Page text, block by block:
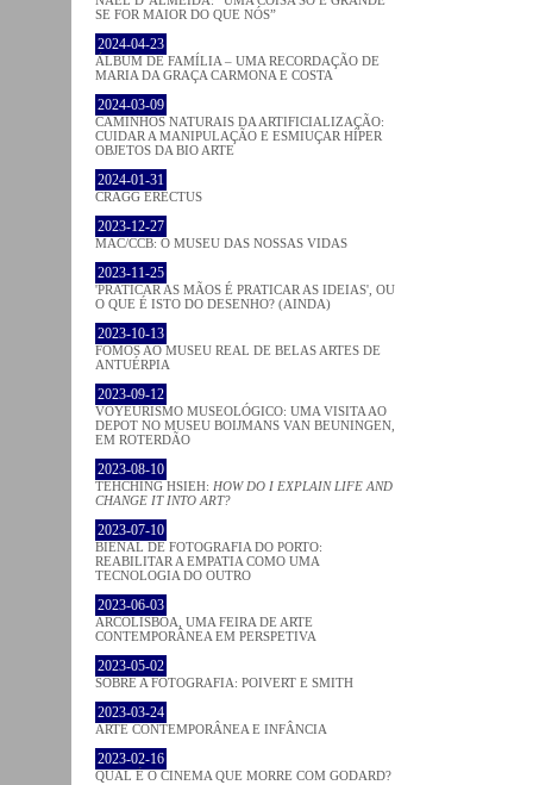
SE FOR MAIOR DO QUE NÓS”
2024-04-23
ÁLBUM DE FAMÍLIA – UMA RECORDAÇÃO DE
MARIA DA GRAÇA CARMONA E COSTA
2024-03-09
CAMINHOS NATURAIS DA ARTIFICIALIZAÇÃO:
CUIDAR A MANIPULAÇÃO E ESMIUÇAR HÍPER
OBJETOS DA BIO ARTE
2024-01-31
CRAGG ERECTUS
2023-12-27
MAC/CCB: O MUSEU DAS NOSSAS VIDAS
2023-11-25
'PRATICAR AS MÃOS É PRATICAR AS IDEIAS', OU
O QUE É ISTO DO DESENHO? (AINDA)
2023-10-13
FOMOS AO MUSEU REAL DE BELAS ARTES DE
ANTUÉRPIA
2023-09-12
VOYEURISMO MUSEOLÓGICO: UMA VISITA AO
DEPOT NO MUSEU BOIJMANS VAN BEUNINGEN,
EM ROTERDÃO
2023-08-10
TEHCHING HSIEH: HOW DO I EXPLAIN LIFE AND
CHANGE IT INTO ART?
2023-07-10
BIENAL DE FOTOGRAFIA DO PORTO:
REABILITAR A EMPATIA COMO UMA
TECNOLOGIA DO OUTRO
2023-06-03
ARCOLISBOA, UMA FEIRA DE ARTE
CONTEMPORÂNEA EM PERSPETIVA
2023-05-02
SOBRE A FOTOGRAFIA: POIVERT E SMITH
2023-03-24
ARTE CONTEMPORÂNEA E INFÂNCIA
2023-02-16
QUAL É O CINEMA QUE MORRE COM GODARD?